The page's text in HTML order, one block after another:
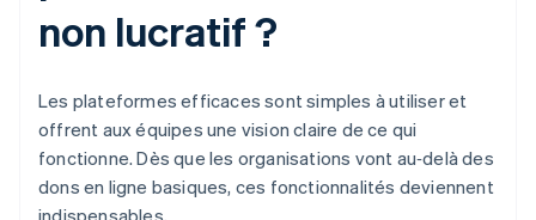
non lucratif ?
Les plateformes efficaces sont simples à utiliser et
offrent aux équipes une vision claire de ce qui
fonctionne. Dès que les organisations vont au‑delà des
dons en ligne basiques, ces fonctionnalités deviennent